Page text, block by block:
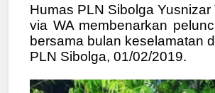
Humas PLN Sibolga
via WA membenarkan
bersama bulan keselamatan
PLN Sibolga, 01/02/2019.